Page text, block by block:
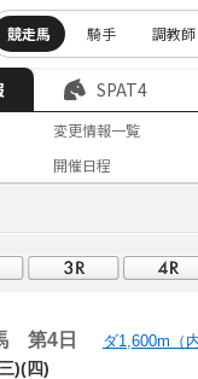
競走馬 騎手 調教師
SPAT4
変更情報一覧
開催日程
第4日 ダ1,600m（
)(四)